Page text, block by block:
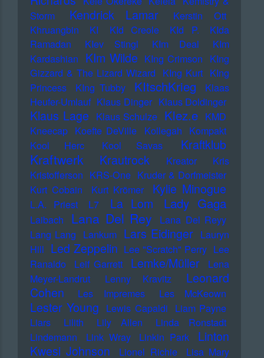
Storm
Kendrick Lamar
Kerstin Ott
Khruangbin
KI KId Creole KId P.
KIda
Ramadan
KIev Stingl KIm Deal
KIm
Kardashian KIm Wilde KIng Crimson KIng
Gizzard & The Lizard Wizard KIng Kurt KIng
Princess
KIng Tubby KItschKrieg
Klaas
Heufer-Umlauf Klaus Dinger Klaus Doldinger
Klaus Lage Klaus Schulze Klez.e KMD
Kneecap Koefte DeVille Kollegah Kompakt
Kool Herc
Kool Savas Kraftklub
Kraftwerk Krautrock Kreator
Kris
Kristofferson KRS-One Kruder & Dorfmeister
Kurt Cobain
Kurt Krömer Kylie Minogue
L.A. Priest L7 La Lom Lady Gaga
Laibach Lana Del Rey
Lana Del Reyy
Lang Lang Lankum Lars Eidinger Lauryn
Hill Led Zeppelin Lee "Scratch" Perry Lee
Ranaldo
Leif Garrett Lemke/Müller
Lena
Meyer-Landrut
Lenny Kravitz
Leonard
Cohen
Les Impremes Les McKeown
Lester Young Lewis Capaldi Liam Payne
Liars
Lilith Lily Allen
Linda Ronstadt
Lindemann
Link Wray Linkin Park
Linton
Kwesi Johnson
Lionel Richie
Lisa Mary